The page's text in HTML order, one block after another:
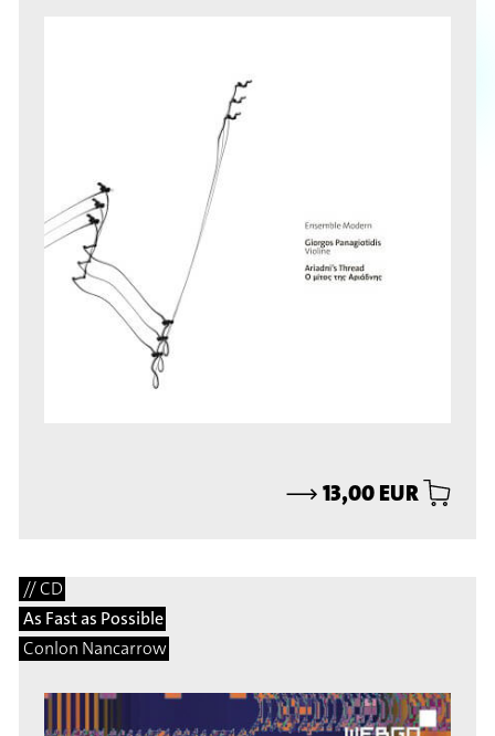
⟶13,00 EUR
// CD
As Fast as Possible
Conlon Nancarrow